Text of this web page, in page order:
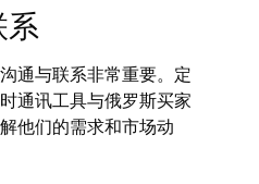
系
通与联系非常重要。定
通讯工具与俄罗斯买家
他们的需求和市场动